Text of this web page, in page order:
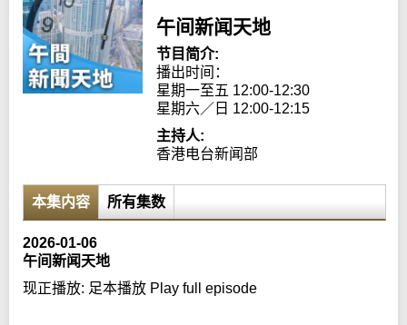
午间新闻天地
节目简介:
播出时间：
星期一至五 12:00-12:30
星期六／日 12:00-12:15
主持人:
香港电台新闻部
本集内容 所有集数
2026-01-06
午间新闻天地
现正播放: 足本播放 Play full episode